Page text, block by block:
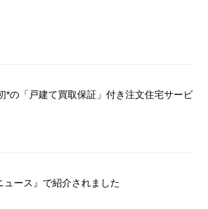
*の「戸建て買取保証」付き注文住宅サービ
ュース』で紹介されました